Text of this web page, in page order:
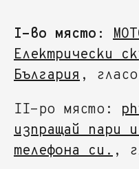
I-во място:
Eлектрически
България,
II-ро място:
изпращай пари
телефона си.,